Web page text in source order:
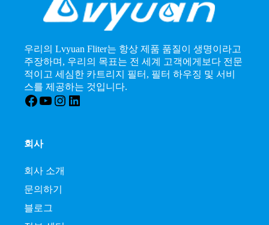
우리의 Lvyuan Fliter는 항상 제품 품질이 생명이라고
주장하며, 우리의 목표는 전 세계 고객에게보다 전문
적이고 세심한 카트리지 필터, 필터 하우징 및 서비
스를 제공하는 것입니다.
Facebook
YouTube
인스타그램 LinkedIn
회사
회사 소개
문의하기
블로그